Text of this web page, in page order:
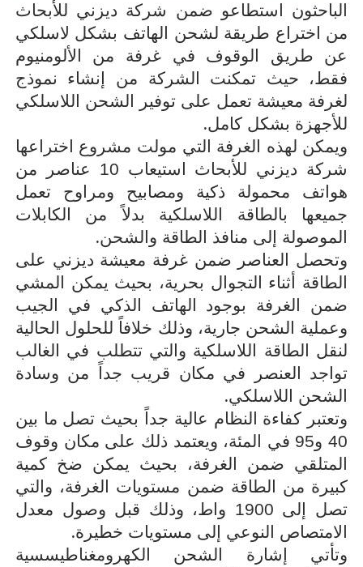
الباحثون استطاعو ضمن شركة ديزني للأبحاث
من اختراع طريقة لشحن الهاتف بشكل لاسلكي
عن طريق الوقوف في غرفة من الألومنيوم
فقط، حيث تمكنت الشركة من إنشاء نموذج
لغرفة معيشة تعمل على توفير الشحن اللاسلكي
للأجهزة بشكل كامل.
ويمكن لهذه الغرفة التي مولت مشروع اختراعها
شركة ديزني للأبحاث استيعاب 10 عناصر من
هواتف محمولة ذكية ومصابيح ومراوح تعمل
جميعها بالطاقة اللاسلكية بدلاً من الكابلات
الموصولة إلى منافذ الطاقة والشحن.
وتحصل العناصر ضمن غرفة معيشة ديزني على
الطاقة أثناء التجوال بحرية، بحيث يمكن المشي
ضمن الغرفة بوجود الهاتف الذكي في الجيب
وعملية الشحن جارية، وذلك خلافاً للحلول الحالية
لنقل الطاقة اللاسلكية والتي تتطلب في الغالب
تواجد العنصر في مكان قريب جداً من وسادة
الشحن اللاسلكي.
وتعتبر كفاءة النظام عالية جداً بحيث تصل ما بين
40 و95 في المئة، ويعتمد ذلك على مكان وقوف
المتلقي ضمن الغرفة، بحيث يمكن ضخ كمية
كبيرة من الطاقة ضمن مستويات الغرفة، والتي
تصل إلى 1900 واط، وذلك قبل وصول معدل
الامتصاص النوعي إلى مستويات خطيرة.
وتأتي إشارة الشحن الكهرومغناطيسسية